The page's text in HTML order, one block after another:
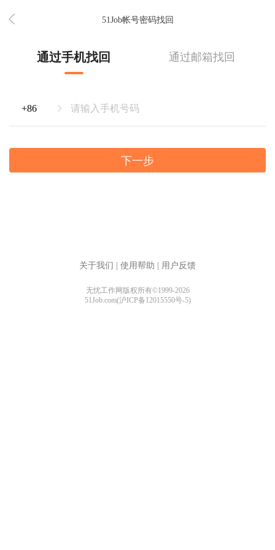
51Job帐号密码找回
通过手机找回 通过邮箱找回
下一步
关于我们 使用帮助 用户反馈
无忧工作网版权所有©1999-2026
51Job.com(沪ICP备12015550号-5)